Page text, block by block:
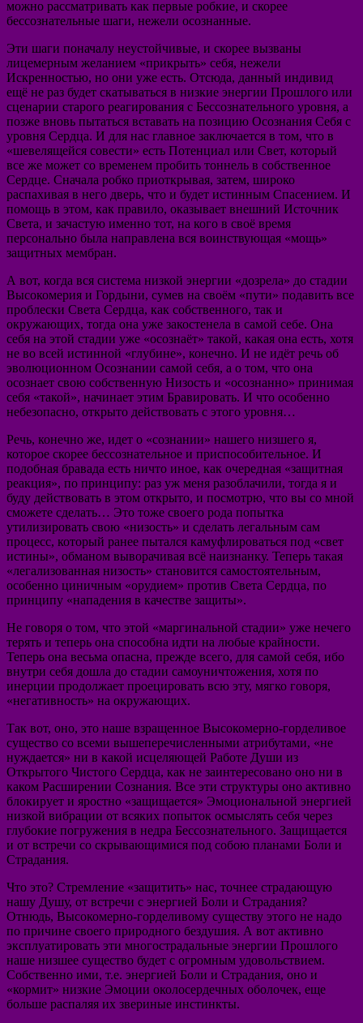
можно рассматривать как первые робкие, и скорее
бессознательные шаги, нежели осознанные.
Эти шаги поначалу неустойчивые, и скорее вызваны
лицемерным желанием «прикрыть» себя, нежели
Искренностью, но они уже есть. Отсюда, данный индивид
ещё не раз будет скатываться в низкие энергии Прошлого или
сценарии старого реагирования с Бессознательного уровня, а
позже вновь пытаться вставать на позицию Осознания Себя с
уровня Сердца. И для нас главное заключается в том, что в
«шевелящейся совести» есть Потенциал или Свет, который
все же может со временем пробить тоннель в собственное
Сердце. Сначала робко приоткрывая, затем, широко
распахивая в него дверь, что и будет истинным Спасением. И
помощь в этом, как правило, оказывает внешний Источник
Света, и зачастую именно тот, на кого в своё время
персонально была направлена вся воинствующая «мощь»
защитных мембран.
А вот, когда вся система низкой энергии «дозрела» до стадии
Высокомерия и Гордыни, сумев на своём «пути» подавить все
проблески Света Сердца, как собственного, так и
окружающих, тогда она уже закостенела в самой себе. Она
себя на этой стадии уже «осознаёт» такой, какая она есть, хотя
не во всей истинной «глубине», конечно. И не идёт речь об
эволюционном Осознании самой себя, а о том, что она
осознает свою собственную Низость и «осознанно» принимая
себя «такой», начинает этим Бравировать. И что особенно
небезопасно, открыто действовать с этого уровня…
Речь, конечно же, идет о «сознании» нашего низшего я,
которое скорее бессознательное и приспособительное. И
подобная бравада есть ничто иное, как очередная «защитная
реакция», по принципу: раз уж меня разоблачили, тогда я и
буду действовать в этом открыто, и посмотрю, что вы со мной
сможете сделать… Это тоже своего рода попытка
утилизировать свою «низость» и сделать легальным сам
процесс, который ранее пытался камуфлироваться под «свет
истины», обманом выворачивая всё наизнанку. Теперь такая
«легализованная низость» становится самостоятельным,
особенно циничным «орудием» против Света Сердца, по
принципу «нападения в качестве защиты».
Не говоря о том, что этой «маргинальной стадии» уже нечего
терять и теперь она способна идти на любые крайности.
Теперь она весьма опасна, прежде всего, для самой себя, ибо
внутри себя дошла до стадии самоуничтожения, хотя по
инерции продолжает проецировать всю эту, мягко говоря,
«негативность» на окружающих.
Так вот, оно, это наше взращенное Высокомерно-горделивое
существо со всеми вышеперечисленными атрибутами, «не
нуждается» ни в какой исцеляющей Работе Души из
Открытого Чистого Сердца, как не заинтересовано оно ни в
каком Расширении Сознания. Все эти структуры оно активно
блокирует и яростно «защищается» Эмоциональной энергией
низкой вибрации от всяких попыток осмыслять себя через
глубокие погружения в недра Бессознательного. Защищается
и от встречи со скрывающимися под собою планами Боли и
Страдания.
Что это? Стремление «защитить» нас, точнее страдающую
нашу Душу, от встречи с энергией Боли и Страдания?
Отнюдь, Высокомерно-горделивому существу этого не надо
по причине своего природного бездушия. А вот активно
эксплуатировать эти многострадальные энергии Прошлого
наше низшее существо будет с огромным удовольствием.
Собственно ими, т.е. энергией Боли и Страдания, оно и
«кормит» низкие Эмоции околосердечных оболочек, еще
больше распаляя их звериные инстинкты.